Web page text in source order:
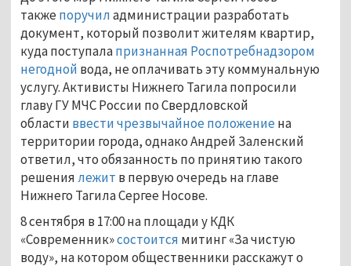
также поручиладминистрации разработать
документ, который позволит жителям квартир,
куда поступалапризнанная Роспотребнадзором
негодной вода, не оплачивать эту коммунальную
услугу. Активисты Нижнего Тагила попросили
главу ГУ МЧС России по Свердловской
области ввести чрезвычайное положение на
территории города, однако Андрей Заленский
ответил, что обязанность по принятию такого
решениялежит в первую очередь на главе
Нижнего Тагила Сергее Носове.
8 сентября в 17:00 на площади у КДК
«Современник»состоится митинг «За чистую
воду», на котором общественники расскажут о